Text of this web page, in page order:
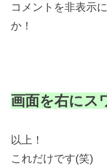
コメントを非表示
か！
画面を右にス
以上！
これだけです(笑)